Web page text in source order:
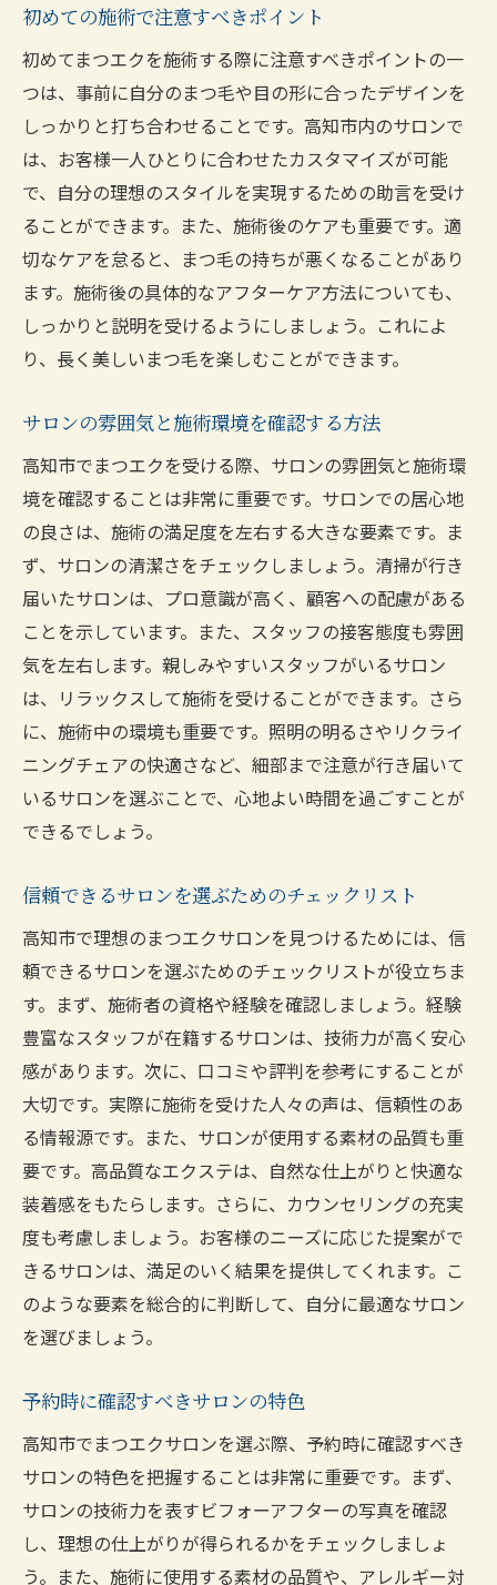
初めての施術で注意すべきポイント
初めてまつエクを施術する際に注意すべきポイントの一
つは、事前に自分のまつ毛や目の形に合ったデザインを
しっかりと打ち合わせることです。高知市内のサロンで
は、お客様一人ひとりに合わせたカスタマイズが可能
で、自分の理想のスタイルを実現するための助言を受け
ることができます。また、施術後のケアも重要です。適
切なケアを怠ると、まつ毛の持ちが悪くなることがあり
ます。施術後の具体的なアフターケア方法についても、
しっかりと説明を受けるようにしましょう。これによ
り、長く美しいまつ毛を楽しむことができます。
サロンの雰囲気と施術環境を確認する方法
高知市でまつエクを受ける際、サロンの雰囲気と施術環
境を確認することは非常に重要です。サロンでの居心地
の良さは、施術の満足度を左右する大きな要素です。ま
ず、サロンの清潔さをチェックしましょう。清掃が行き
届いたサロンは、プロ意識が高く、顧客への配慮がある
ことを示しています。また、スタッフの接客態度も雰囲
気を左右します。親しみやすいスタッフがいるサロン
は、リラックスして施術を受けることができます。さら
に、施術中の環境も重要です。照明の明るさやリクライ
ニングチェアの快適さなど、細部まで注意が行き届いて
いるサロンを選ぶことで、心地よい時間を過ごすことが
できるでしょう。
信頼できるサロンを選ぶためのチェックリスト
高知市で理想のまつエクサロンを見つけるためには、信
頼できるサロンを選ぶためのチェックリストが役立ちま
す。まず、施術者の資格や経験を確認しましょう。経験
豊富なスタッフが在籍するサロンは、技術力が高く安心
感があります。次に、口コミや評判を参考にすることが
大切です。実際に施術を受けた人々の声は、信頼性のあ
る情報源です。また、サロンが使用する素材の品質も重
要です。高品質なエクステは、自然な仕上がりと快適な
装着感をもたらします。さらに、カウンセリングの充実
度も考慮しましょう。お客様のニーズに応じた提案がで
きるサロンは、満足のいく結果を提供してくれます。こ
のような要素を総合的に判断して、自分に最適なサロン
を選びましょう。
予約時に確認すべきサロンの特色
高知市でまつエクサロンを選ぶ際、予約時に確認すべき
サロンの特色を把握することは非常に重要です。まず、
サロンの技術力を表すビフォーアフターの写真を確認
し、理想の仕上がりが得られるかをチェックしましょ
う。また、施術に使用する素材の品質や、アレルギー対